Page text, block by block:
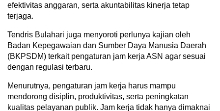
efektivitas anggaran, serta akuntabilitas kinerja tetap
terjaga.
Tendris Bulahari juga menyoroti perlunya kajian oleh
Badan Kepegawaian dan Sumber Daya Manusia Daerah
(BKPSDM) terkait pengaturan jam kerja ASN agar sesuai
dengan regulasi terbaru.
Menurutnya, pengaturan jam kerja harus mampu
mendorong disiplin, produktivitas, serta peningkatan
kualitas pelayanan publik. Jam kerja tidak hanya dimaknai